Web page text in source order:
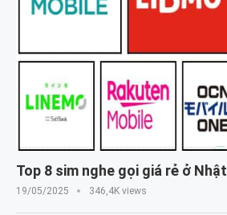
Top 8 sim nghe gọi giá rẻ ở Nhật
19/05/2025 346,4K views